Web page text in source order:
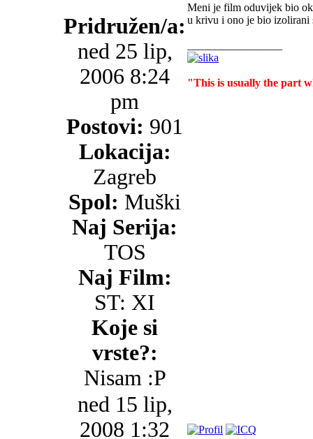
Pridružen/a:
ned 25 lip,
2006 8:24
pm
Postovi: 901
Lokacija:
Zagreb
Spol: Muški
Naj Serija:
TOS
Naj Film:
ST: XI
Koje si
vrste?:
Nisam :P
Meni je film oduvijek bio ok
u krivu i ono je bio izolirani
"This is usually the part
ned 15 lip,
2008 1:32